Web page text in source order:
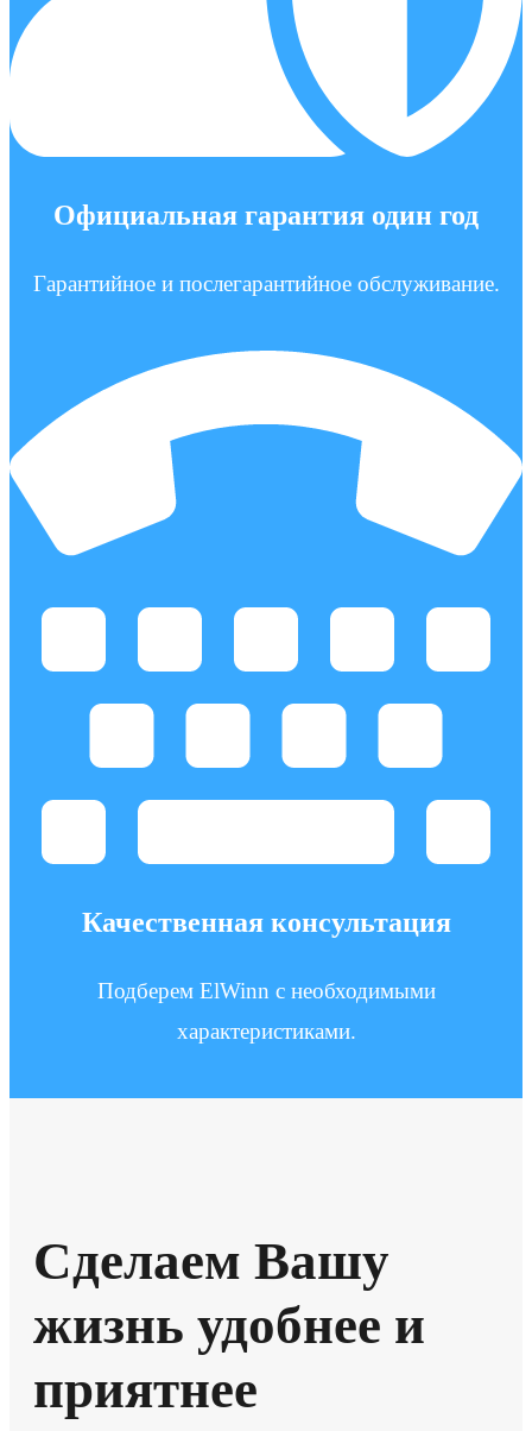
Официальная гарантия один год
Гарантийное и послегарантийное обслуживание.
Качественная консультация
Подберем ElWinn с необходимыми
характеристиками.
Сделаем Вашу
жизнь удобнее и
приятнее